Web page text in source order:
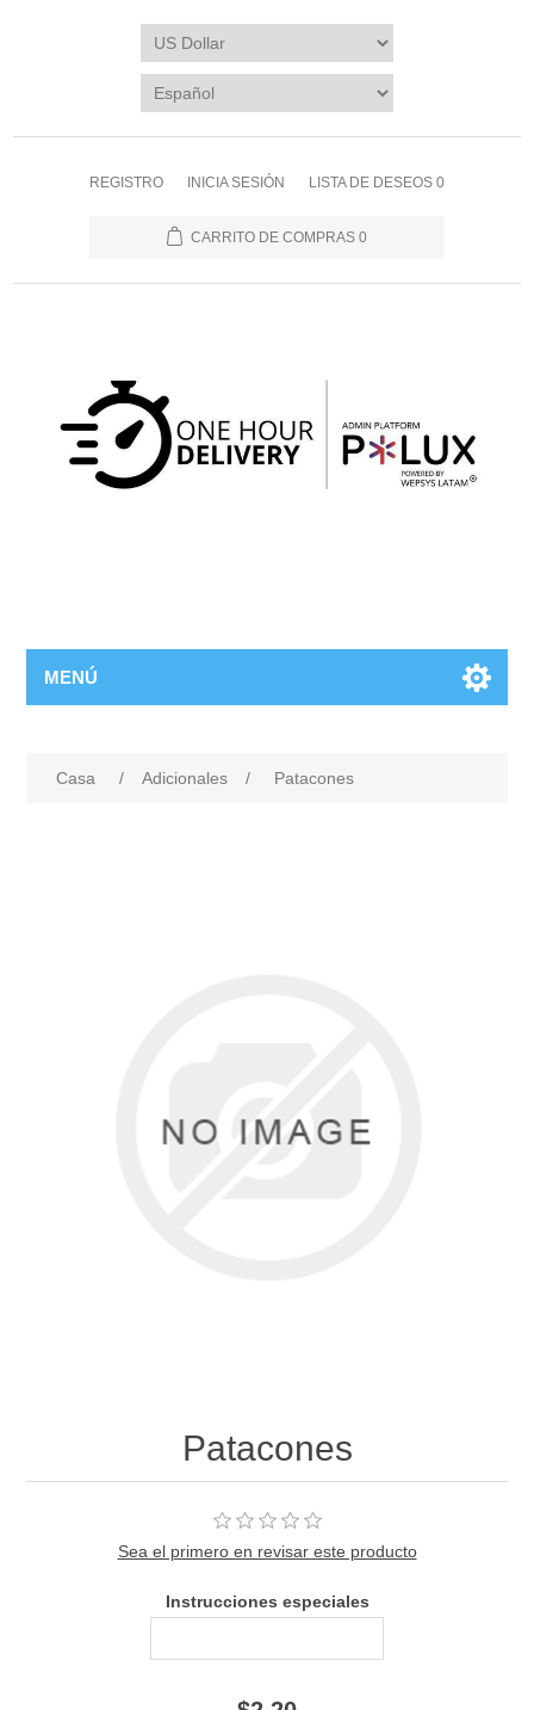
REGISTRO INICIA SESIÓN LISTA DE DESEOS 0
CARRITO DE COMPRAS 0
MENÚ
Casa / Adicionales / Patacones
Patacones
Sea el primero en revisar este producto
Instrucciones especiales